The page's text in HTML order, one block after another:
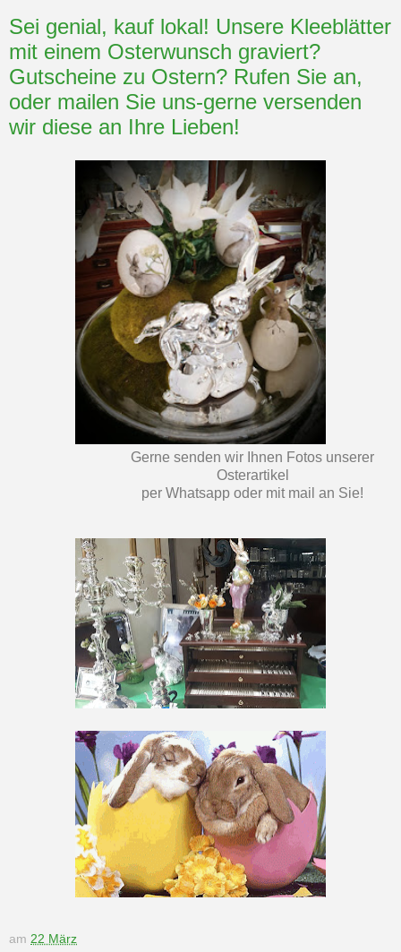
Sei genial, kauf lokal! Unsere Kleeblätter
mit einem Osterwunsch graviert?
Gutscheine zu Ostern? Rufen Sie an,
oder mailen Sie uns-gerne versenden
wir diese an Ihre Lieben!
Gerne senden wir Ihnen Fotos unserer
Osterartikel
per Whatsapp oder mit mail an Sie!
am 22 März